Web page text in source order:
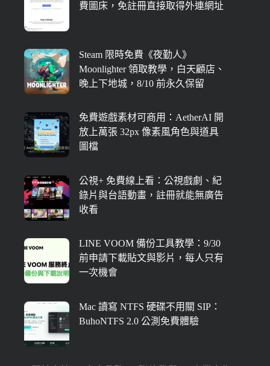
費圖床，免註冊直接取得外連網址
Steam 限時免費《夜勤人》
Moonlighter 領取教學，白天顧店、
晚上下地城，8/10 前永久保留
免費遊戲素材可商用：AetherAI 開
放上萬張 32px 像素風角色與道具
圖檔
公視+ 免費線上看：公視戲劇、紀
錄片與台語動畫，註冊就能無廣告
收看
LINE VOOM 備份工具教學：9/30
前申請下載貼文與影片，每人只有
一次機會
Mac 讀寫 NTFS 硬碟不用關 SIP：
BuhoNTFS 2.0 公測免費體驗